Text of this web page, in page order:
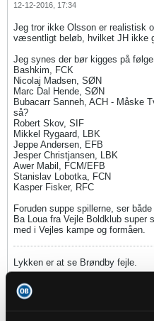
12-12-2016, 17:34
Jeg tror ikke Olsson er realistisk
væsentligt beløb, hvilket JH ikke
Jeg synes der bør kigges på
Bashkim, FCK
Nicolaj Madsen, SØN
Marc Dal Hende, SØN
Bubacarr Sanneh, ACH - Måske
så?
Robert Skov, SIF
Mikkel Rygaard, LBK
Jeppe Andersen, EFB
Jesper Christjansen, LBK
Awer Mabil, FCM/EFB
Stanislav Lobotka, FCN
Kasper Fisker, RFC
Foruden suppe spillerne, ser
Ba Loua fra Vejle Boldklub
med i Vejles kampe og formåen.
Lykken er at se Brøndby fejle.